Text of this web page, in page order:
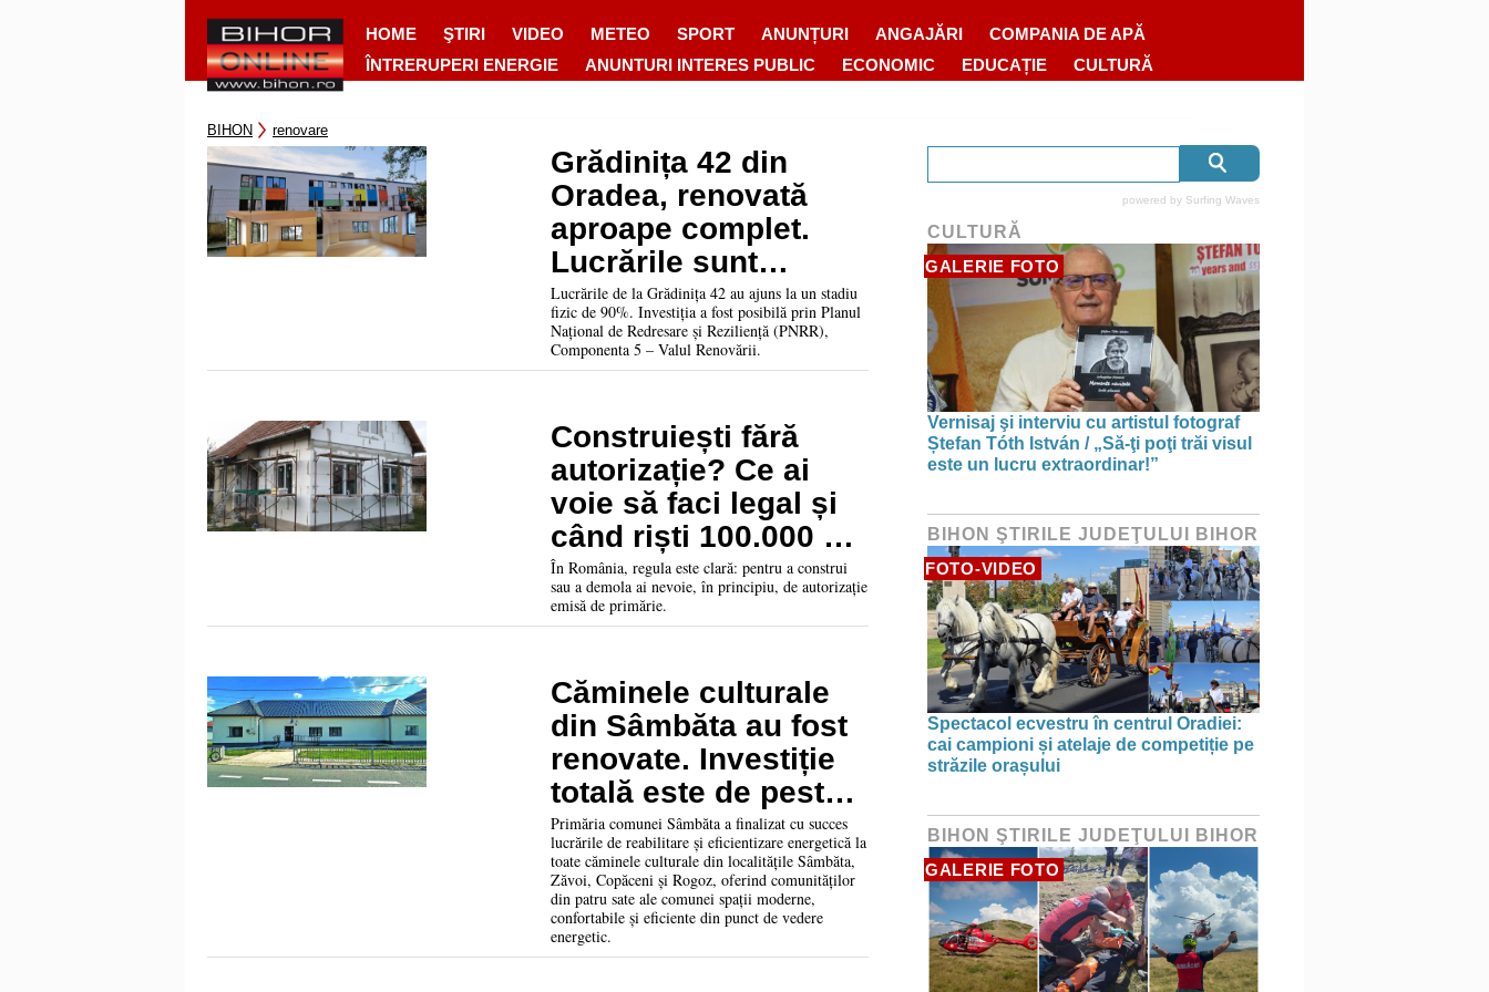
HOME ŞTIRI VIDEO METEO SPORT ANUNȚURI ANGAJĂRI
COMPANIA DE APĂ
ÎNTRERUPERI ENERGIE
ANUNTURI INTERES PUBLIC ECONOMIC EDUCAȚIE CULTURĂ
BIHON renovare
Grădinița 42 din
Oradea, renovată
aproape complet.
Lucrările sunt
realizate în proporție
de 90%
Lucrările de la Grădinița 42 au ajuns la un stadiu
fizic de 90%. Investiția a fost posibilă prin Planul
Național de Redresare și Reziliență (PNRR),
Componenta 5 – Valul Renovării.
Construiești fără
autorizație? Ce ai
voie să faci legal și
când riști 100.000 de
lei amendă
În România, regula este clară: pentru a construi
sau a demola ai nevoie, în principiu, de autorizație
emisă de primărie.
Căminele culturale
din Sâmbăta au fost
renovate. Investiție
totală este de peste
2,6 milioane lei
Primăria comunei Sâmbăta a finalizat cu succes
lucrările de reabilitare și eficientizare energetică la
toate căminele culturale din localitățile Sâmbăta,
Zăvoi, Copăceni și Rogoz, oferind comunităților
din patru sate ale comunei spații moderne,
confortabile și eficiente din punct de vedere
energetic.
powered by Surfing Waves
CULTURĂ
GALERIE FOTO
Vernisaj şi interviu cu artistul fotograf
Ștefan Tóth István / „Să-ţi poţi trăi visul
este un lucru extraordinar!”
BIHON ŞTIRILE JUDEŢULUI BIHOR
FOTO-VIDEO
Spectacol ecvestru în centrul Oradiei:
cai campioni și atelaje de competiție pe
străzile orașului
BIHON ŞTIRILE JUDEŢULUI BIHOR
GALERIE FOTO